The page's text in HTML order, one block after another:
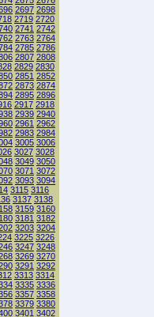
2697 2698
2719 2720
2741 2742
2763 2764
2785 2786
2807 2808
2829 2830
2851 2852
2873 2874
2895 2896
2917 2918
2939 2940
2961 2962
2983 2984
3005 3006
3027 3028
3049 3050
3071 3072
3093 3094
3115 3116
3137 3138
3159 3160
3181 3182
3203 3204
3225 3226
3247 3248
3269 3270
3291 3292
3313 3314
3335 3336
3357 3358
3379 3380
3401 3402